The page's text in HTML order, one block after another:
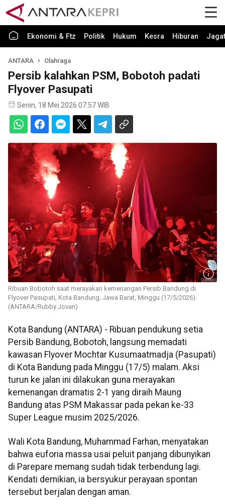
Ekonomi & Ftz Politik Hukum Kesra Hiburan Jagat
ANTARA Olahraga
Persib kalahkan PSM, Bobotoh padati
Flyover Pasupati
Senin, 18 Mei 2026 07:57 WIB
Ribuan Bobotoh saat merayakan kemenangan Persib Bandung di
Flyover Pasupati, Kota Bandung, Jawa Barat, Minggu (17/5/2026).
(ANTARA/Rubby Jovan)
Kota Bandung (ANTARA) - Ribuan pendukung setia
Persib Bandung, Bobotoh, langsung memadati
kawasan Flyover Mochtar Kusumaatmadja (Pasupati)
di Kota Bandung pada Minggu (17/5) malam. Aksi
turun ke jalan ini dilakukan guna merayakan
kemenangan dramatis 2-1 yang diraih Maung
Bandung atas PSM Makassar pada pekan ke-33
Super League musim 2025/2026.
Wali Kota Bandung, Muhammad Farhan, menyatakan
bahwa euforia massa usai peluit panjang dibunyikan
di Parepare memang sudah tidak terbendung lagi.
Kendati demikian, ia bersyukur perayaan spontan
tersebut berjalan dengan aman.